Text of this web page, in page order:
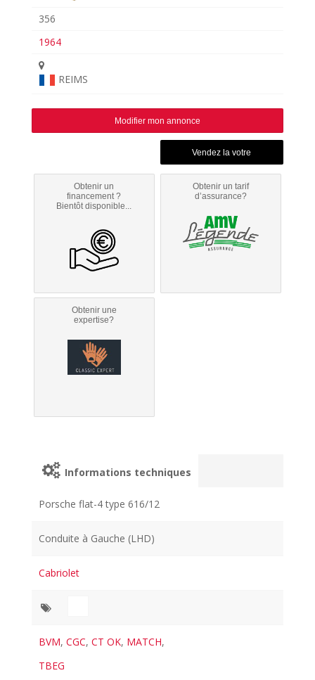
356
1964
REIMS
Modifier mon annonce
Obtenir un
financement ?
Bientôt disponible...
Obtenir un tarif
d’assurance?
Obtenir une
expertise?
Informations techniques
Porsche flat-4 type 616/12
Conduite à Gauche (LHD)
Cabriolet
BVM,CGC,CT OK, MATCH,
TBEG